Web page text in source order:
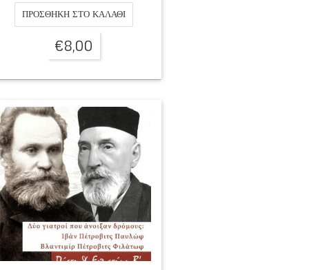
ΠΡΟΣΘΉΚΗ ΣΤΟ ΚΑΛΆΘΙ
€8,00